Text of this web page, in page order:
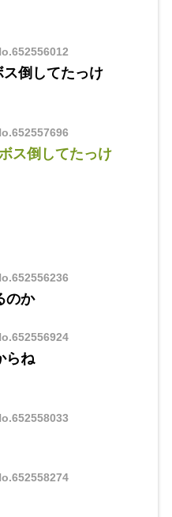
倒してたっけ
ス倒してたっけ
のか
らね